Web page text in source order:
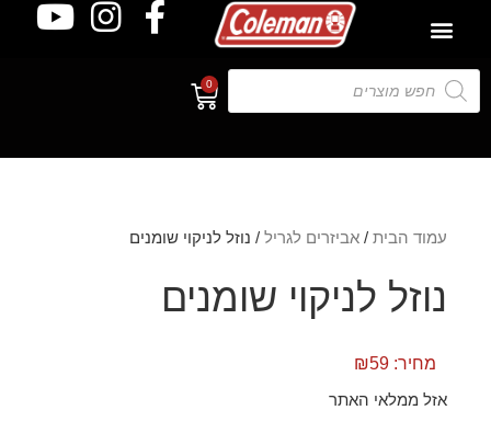
0
עמוד הבית / אביזרים לגריל / נוזל לניקוי שומנים
נוזל לניקוי שומנים
מחיר: ₪59
אזל ממלאי האתר